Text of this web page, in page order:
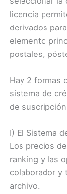
licencia
derivados
elemento
postales,
Hay 2 formas
sistema de
de
I) El Sistema
Los precios
ranking y las
colaborador y
archivo.